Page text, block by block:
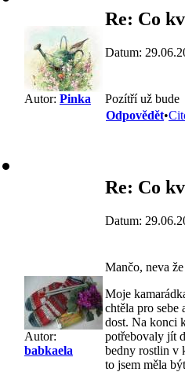
Autor: Pinka
Re: Co
Datum:
Pozítří už bude
Odpovědět•
Autor:
babkaela
Re: Co
Datum:
Mančo, neva
Moje
chtěla pro sebe
dost. Na konci
potřebovaly jít
bedny rostlin v
to jsem měla